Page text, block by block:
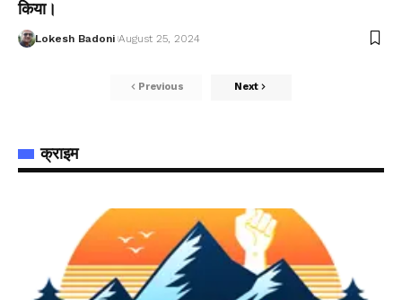
किया।
Lokesh Badoni August 25, 2024
Previous Next
क्राइम